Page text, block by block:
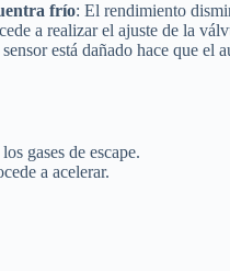
frío: El rendimiento
a realizar el ajuste de la
está dañado hace que
gases de escape.
a acelerar.